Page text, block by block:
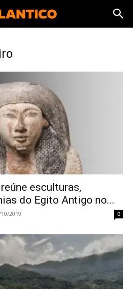
esculturas,
do Egito Antigo no...
2019 0